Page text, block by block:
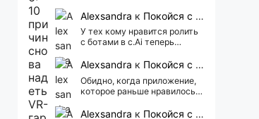
Alexsandra к Покойся с миром, Character.AI. Тебя убили собственные разработчики
У тех кому нравится ролить
с ботами в c.Ai теперь
АААААА 😁 ХВАТИТ 🤯😖😵‍💫
Alexsandra к Покойся с миром, Character.AI. Тебя убили собственные разработчики
Обидно, когда приложение,
которое раньше нравилось, а
реклама 😢
Alexsandra к Покойся с миром, Character.AI. Тебя убили собственные разработчики